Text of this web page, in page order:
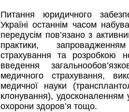
Питання юридичного
Україні останнім часом
передусім пов’язано з
практики,
страхування та розробкою
введення
медичного страхування,
медичної науки
клонування), удосконаленням
охорони здоров’я тощо.